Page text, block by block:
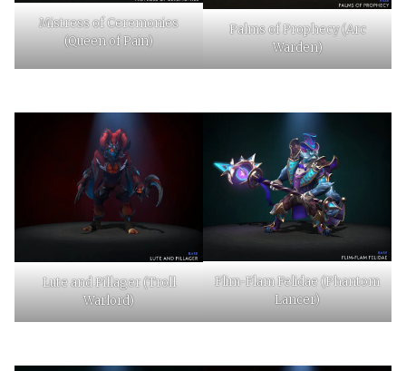
Mistress of Ceremonies
(Queen of Pain)
Palms of Prophecy (Arc
Warden)
Lute and Pillager (Troll
Warlord)
Flim-Flam Felidae (Phantom
Lancer)